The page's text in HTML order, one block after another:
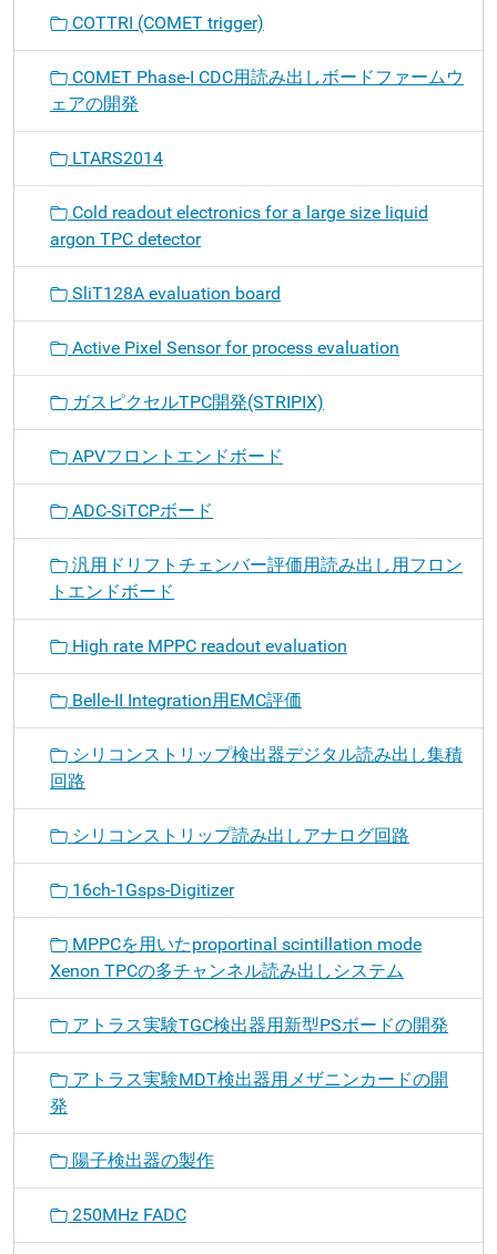
COTTRI (COMET trigger)
COMET Phase-I CDC用読み出しボードファームウ
ェアの開発
LTARS2014
Cold readout electronics for a large size liquid
argon TPC detector
SliT128A evaluation board
Active Pixel Sensor for process evaluation
ガスピクセルTPC開発(STRIPIX)
APVフロントエンドボード
ADC-SiTCPボード
汎用ドリフトチェンバー評価用読み出し用フロン
トエンドボード
High rate MPPC readout evaluation
Belle-II Integration用EMC評価
シリコンストリップ検出器デジタル読み出し集積
回路
シリコンストリップ読み出しアナログ回路
16ch-1Gsps-Digitizer
MPPCを用いたproportinal scintillation mode
Xenon TPCの多チャンネル読み出しシステム
アトラス実験TGC検出器用新型PSボードの開発
アトラス実験MDT検出器用メザニンカードの開
発
陽子検出器の製作
250MHz FADC